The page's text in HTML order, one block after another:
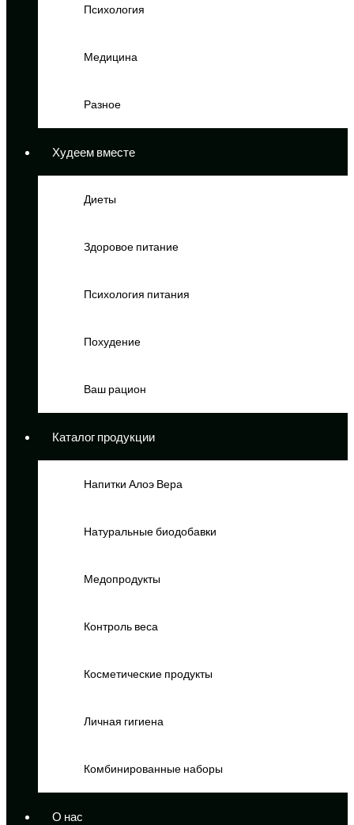
Психология
Медицина
Разное
Худеем вместе
Диеты
Здоровое питание
Психология питания
Похудение
Ваш рацион
Каталог продукции
Напитки Алоэ Вера
Натуральные биодобавки
Медопродукты
Контроль веса
Косметические продукты
Личная гигиена
Комбинированные наборы
О нас